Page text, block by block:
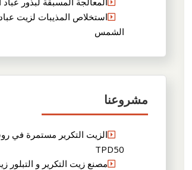
استخلاص المذيبات لزيت عباد
الشمس
مشروعنا
الزيت التكرير مستمرة في
TPD50
مصنع زيت التكرير و التبلور